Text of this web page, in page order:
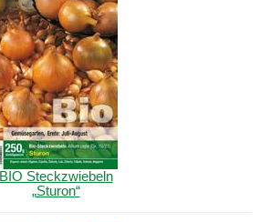
BIO Steckzwiebeln
„Sturon“